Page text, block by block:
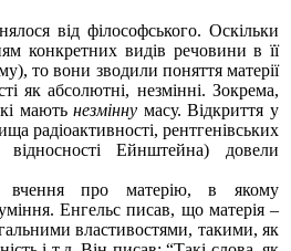
від філософського. Оскільки
конкретних видів речовини в її
то вони зводили поняття матерії
як абсолютні, незмінні. Зокрема,
маютьнезмінну масу. Відкриття у
радіоактивності, рентгенівських
відносності Ейнштейна) довели
вчення про матерію, в якому
Енгельс писав, що матерія –
властивостями, такими, як